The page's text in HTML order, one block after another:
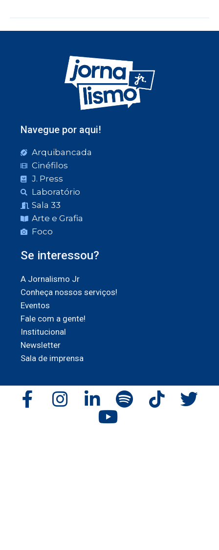
Navegue por aqui!
Arquibancada
Cinéfilos
J. Press
Laboratório
Sala 33
Arte e Grafia
Foco
Se interessou?
A Jornalismo Jr
Conheça nossos serviços!
Eventos
Fale com a gente!
Institucional
Newsletter
Sala de imprensa